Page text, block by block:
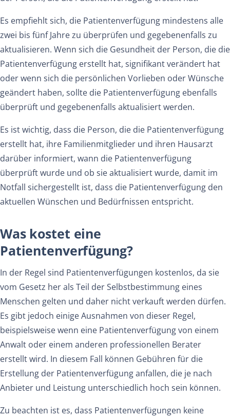
Es empfiehlt sich, die Patientenverfügung mindestens alle
zwei bis fünf Jahre zu überprüfen und gegebenenfalls zu
aktualisieren. Wenn sich die Gesundheit der Person, die die
Patientenverfügung erstellt hat, signifikant verändert hat
oder wenn sich die persönlichen Vorlieben oder Wünsche
geändert haben, sollte die Patientenverfügung ebenfalls
überprüft und gegebenenfalls aktualisiert werden.
Es ist wichtig, dass die Person, die die Patientenverfügung
erstellt hat, ihre Familienmitglieder und ihren Hausarzt
darüber informiert, wann die Patientenverfügung
überprüft wurde und ob sie aktualisiert wurde, damit im
Notfall sichergestellt ist, dass die Patientenverfügung den
aktuellen Wünschen und Bedürfnissen entspricht.
Was kostet eine
Patientenverfügung?
In der Regel sind Patientenverfügungen kostenlos, da sie
vom Gesetz her als Teil der Selbstbestimmung eines
Menschen gelten und daher nicht verkauft werden dürfen.
Es gibt jedoch einige Ausnahmen von dieser Regel,
beispielsweise wenn eine Patientenverfügung von einem
Anwalt oder einem anderen professionellen Berater
erstellt wird. In diesem Fall können Gebühren für die
Erstellung der Patientenverfügung anfallen, die je nach
Anbieter und Leistung unterschiedlich hoch sein können.
Zu beachten ist es, dass Patientenverfügungen keine